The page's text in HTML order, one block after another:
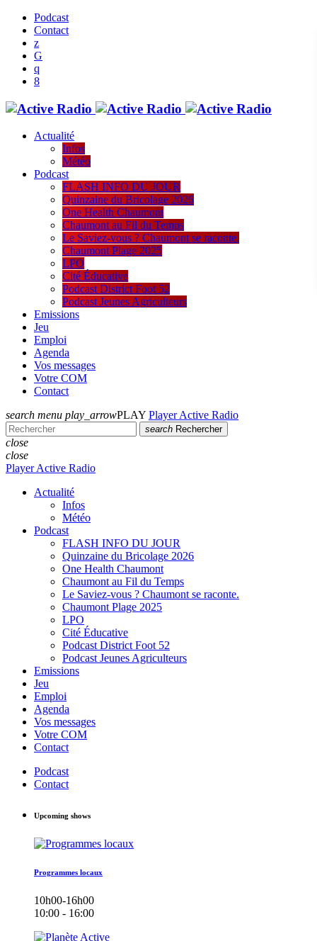
Podcast
Contact
Actualité
Infos
Météo
Podcast
FLASH INFO DU JOUR
Quinzaine du Bricolage 2026
One Health Chaumont
Chaumont au Fil du Temps
Le Saviez-vous ? Chaumont se raconte.
Chaumont Plage 2025
LPO
Cité Éducative
Podcast District Foot 52
Podcast Jeunes Agriculteurs
Emissions
Jeu
Emploi
Agenda
Vos messages
Votre COM
Contact
search menu play_arrowPLAY Player Active Radio
search Rechercher
close
close
Player Active Radio
Actualité
Infos
Météo
Podcast
FLASH INFO DU JOUR
Quinzaine du Bricolage 2026
One Health Chaumont
Chaumont au Fil du Temps
Le Saviez-vous ? Chaumont se raconte.
Chaumont Plage 2025
LPO
Cité Éducative
Podcast District Foot 52
Podcast Jeunes Agriculteurs
Emissions
Jeu
Emploi
Agenda
Vos messages
Votre COM
Contact
Podcast
Contact
Upcoming shows
Programmes locaux
10h00-16h00
10:00 - 16:00